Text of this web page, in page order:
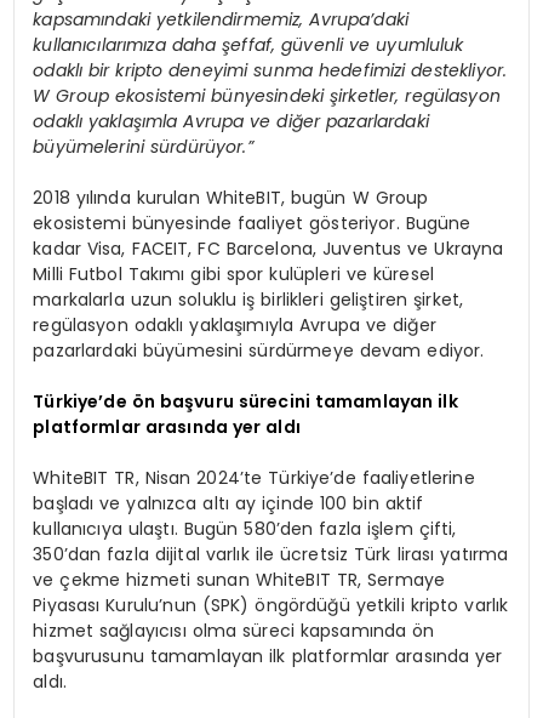
kapsamındaki yetkilendirmemiz, Avrupa’daki
kullanıcılarımıza daha şeffaf, güvenli ve uyumluluk
odaklı bir kripto deneyimi sunma hedefimizi destekliyor.
W Group ekosistemi bünyesindeki şirketler, regülasyon
odaklı yaklaşımla Avrupa ve diğer pazarlardaki
büyümelerini sürdürüyor.”
2018 yılında kurulan WhiteBIT, bugün W Group
ekosistemi bünyesinde faaliyet gösteriyor. Bugüne
kadar Visa, FACEIT, FC Barcelona, Juventus ve Ukrayna
Milli Futbol Takımı gibi spor kulüpleri ve küresel
markalarla uzun soluklu iş birlikleri geliştiren şirket,
regülasyon odaklı yaklaşımıyla Avrupa ve diğer
pazarlardaki büyümesini sürdürmeye devam ediyor.
Türkiye’de ön başvuru sürecini tamamlayan ilk
platformlar arasında yer aldı
WhiteBIT TR, Nisan 2024’te Türkiye’de faaliyetlerine
başladı ve yalnızca altı ay içinde 100 bin aktif
kullanıcıya ulaştı. Bugün 580’den fazla işlem çifti,
350’dan fazla dijital varlık ile ücretsiz Türk lirası yatırma
ve çekme hizmeti sunan WhiteBIT TR, Sermaye
Piyasası Kurulu’nun (SPK) öngördüğü yetkili kripto varlık
hizmet sağlayıcısı olma süreci kapsamında ön
başvurusunu tamamlayan ilk platformlar arasında yer
aldı.